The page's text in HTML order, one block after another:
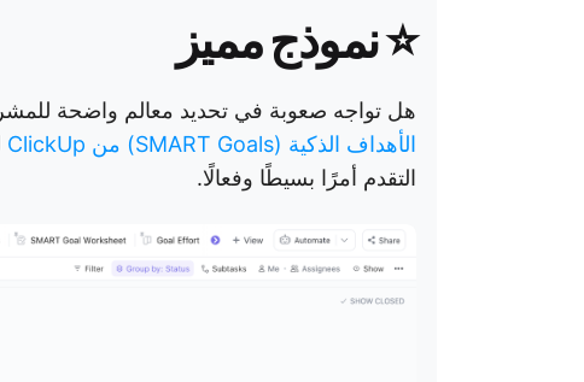
⭐ نموذج مميز
هل تواجه صعوبة في تحديد معالم واضحة
الأهداف الذكية (SMART Goals) من ClickUp
التقدم أمرًا بسيطًا وفعالًا.